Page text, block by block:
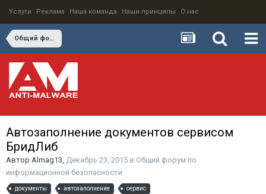
Услуги Реклама Наша команда Наши принципы О нас
Общий форум по информационной безопасности
Автозаполнение документов сервисом
БридЛиб
Автор Almag13, Декабрь 23, 2015 в Общий форум по
информационной безопасности
документы автозаполнение сервис